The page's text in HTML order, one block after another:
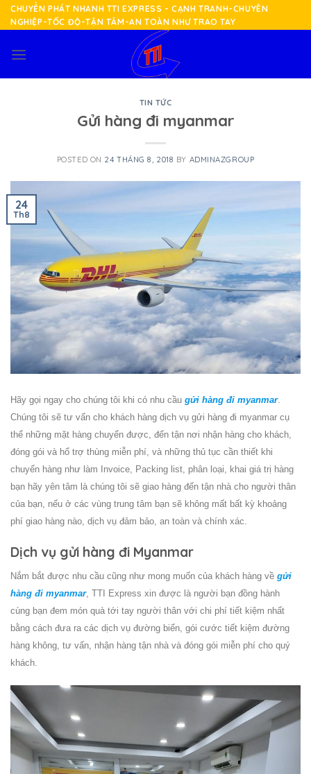
Skip
to
CHUYỂN PHÁT NHANH TTI EXPRESS - CẠNH TRANH-CHUYÊN
NGHIỆP-TỐC ĐỘ-TẬN TÂM-AN TOÀN NHƯ TRAO TAY
TIN TỨC
Gửi hàng đi myanmar
POSTED ON 24 THÁNG 8, 2018 BY ADMINAZGROUP
24
Th8
Hãy gọi ngay cho chúng tôi khi có nhu cầu gửi hàng đi myanmar.
Chúng tôi sẽ tư vấn cho khách hàng dịch vụ gửi hàng đi myanmar cụ
thể những mặt hàng chuyển được, đến tận nơi nhận hàng cho khách,
đóng gói và hổ trợ thùng miễn phí, và những thủ tục cần thiết khi
chuyển hàng như làm Invoice, Packing list, phân loại, khai giá trị hàng
bạn hãy yên tâm là chúng tôi sẽ giao hàng đến tận nhà cho người thân
của bạn, nếu ở các vùng trung tâm bạn sẽ không mất bất kỳ khoảng
phí giao hàng nào, dịch vụ đảm bảo, an toàn và chính xác.
Dịch vụ gửi hàng đi Myanmar
Nắm bắt được nhu cầu cũng như mong muốn của khách hàng về gửi
hàng đi myanmar, TTI Express xin được là người bạn đồng hành
cùng bạn đem món quà tới tay người thân với chi phí tiết kiệm nhất
bằng cách đưa ra các dịch vụ đường biển, gói cước tiết kiệm đường
hàng không, tư vấn, nhận hàng tận nhà và đóng gói miễn phí cho quý
khách.